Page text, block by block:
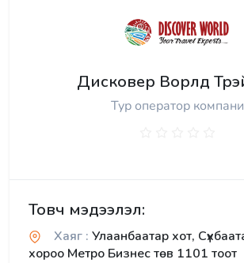
Дисковер Ворлд
Тур оператор компани
Товч мэдээлэл:
Хаяг : Улаанбаатар хот,
хороо Метро Бизнес төв 1101 тоот